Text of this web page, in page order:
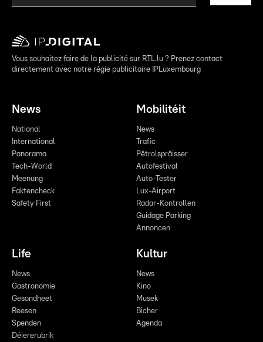
Vous souhaitez faire de la publicité sur RTL.lu ? Prenez contact
directement avec notre régie publicitaire IPLuxembourg
News
National
International
Panorama
Tech-World
Meenung
Faktencheck
Safety First
Mobilitéit
News
Trafic
Pëtrolspräisser
Autofestival
Auto-Tester
Lux-Airport
Radar-Kontrollen
Guidage Parking
Annoncen
Life
News
Gastronomie
Gesondheet
Reesen
Spenden
Déiererubrik
Kultur
News
Kino
Musek
Bicher
Agenda